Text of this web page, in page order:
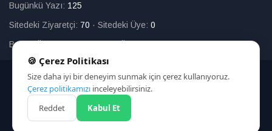
Bugünkü Yazı: 125
Sitedeki Ziyaretçi: 70 · Sitedeki Üye: 0
Bugün Üye Olan:0·Toplam Üye:226
© 2025
HAKKIMIZDA
ÇEREZ POLİTİKASI
🍪 Çerez Politikası
Size daha iyi bir deneyim sunmak için çerez kullanıyoruz.
Çerez politikamızı inceleyebilirsiniz.
Reddet
Kabul Et